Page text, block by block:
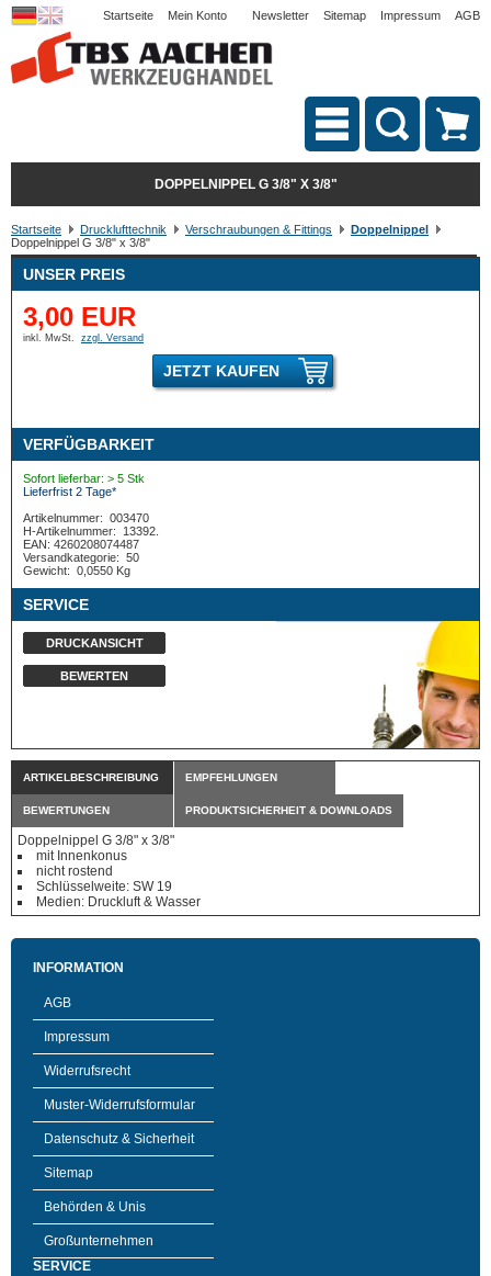
Startseite Mein Konto Newsletter Sitemap Impressum AGB
DOPPELNIPPEL G 3/8" X 3/8"
Startseite Drucklufttechnik Verschraubungen & Fittings
Doppelnippel
Doppelnippel G 3/8" x 3/8"
UNSER PREIS
3,00 EUR
inkl. MwSt. zzgl. Versand
JETZT KAUFEN
VERFÜGBARKEIT
Sofort lieferbar: > 5 Stk
Lieferfrist 2 Tage*
Artikelnummer: 003470
H-Artikelnummer:
13392.
EAN: 4260208074487
Versandkategorie: 50
Gewicht: 0,0550 Kg
SERVICE
DRUCKANSICHT
BEWERTEN
ARTIKELBESCHREIBUNG EMPFEHLUNGEN
BEWERTUNGEN PRODUKTSICHERHEIT & DOWNLOADS
Doppelnippel G 3/8" x 3/8"
mit Innenkonus
nicht rostend
Schlüsselweite: SW 19
Medien: Druckluft & Wasser
INFORMATION
AGB
Impressum
Widerrufsrecht
Muster-Widerrufsformular
Datenschutz & Sicherheit
Sitemap
Behörden & Unis
Großunternehmen
SERVICE